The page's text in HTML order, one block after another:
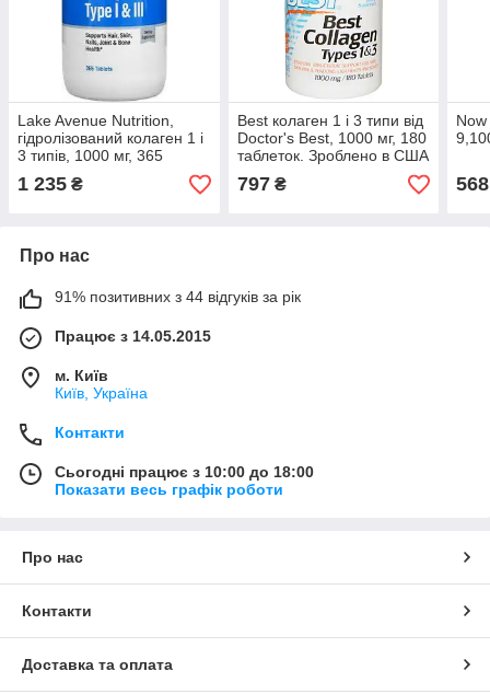
Lake Avenue Nutrition,
гідролізований колаген 1 і
3 типів, 1000 мг, 365
1 235 ₴
Best колаген 1 і 3 типи від
Doctor's Best, 1000 мг, 180
таблеток. Зроблено в США
797₴ 568
Про нас
91% позитивних з 44 відгуків за рік
Працює з 14.05.2015
м. Київ
Київ, Україна
Контакти
Сьогодні працює з 10:00 до 18:00
Показати весь графік роботи
Про нас
Контакти
Доставка та оплата